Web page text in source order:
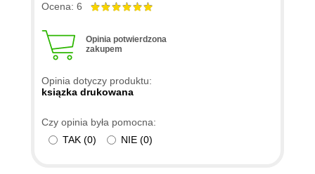
Ocena: 6
Opinia potwierdzona
zakupem
Opinia dotyczy produktu:
ksiązka drukowana
Czy opinia była pomocna:
TAK (0) NIE (0)